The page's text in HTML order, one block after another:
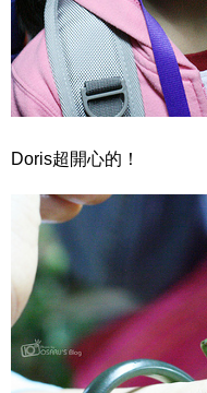
Doris超開心的！